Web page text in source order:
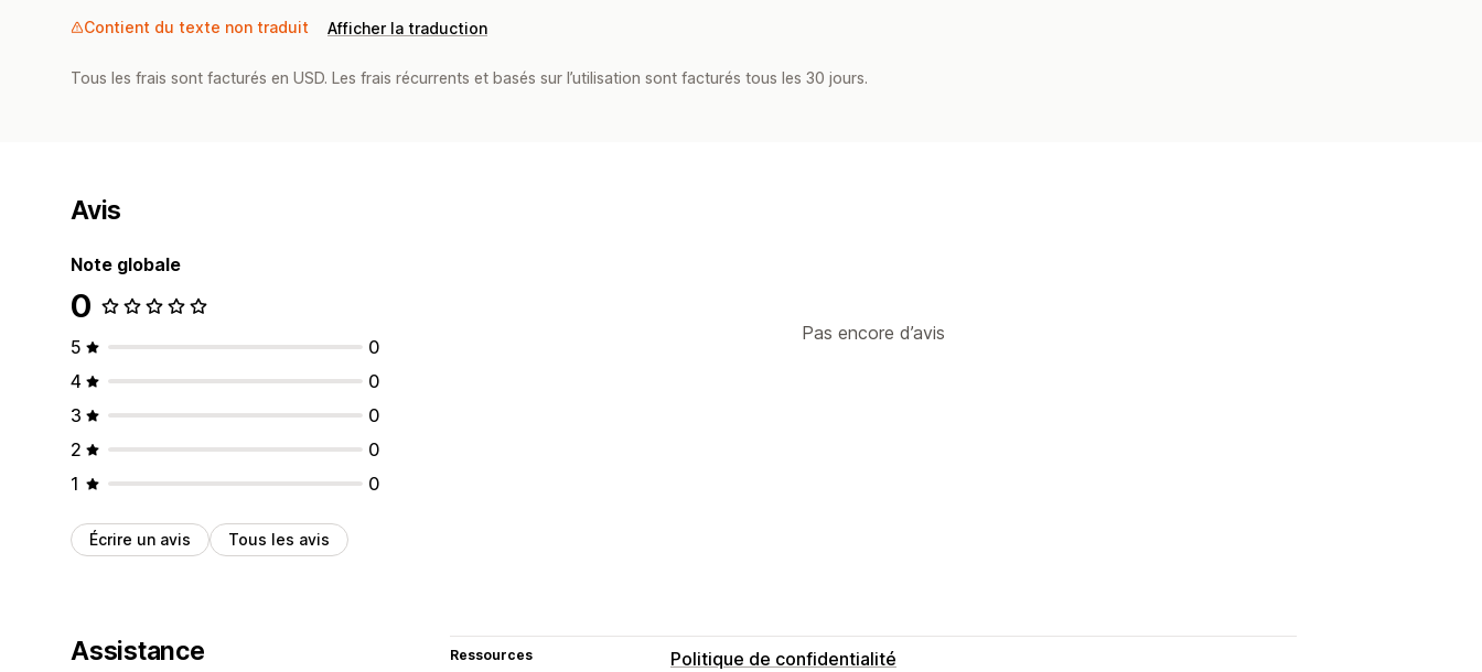
Contient du texte non traduit Afficher la traduction
Tous les frais sont facturés en USD. Les frais récurrents et basés sur l’utilisation sont facturés tous les 30 jours.
Avis
Note globale
0
5
0
4
0
3
0
2
0
1
0
Écrire un avis Tous les avis
Pas encore d’avis
Assistance Ressources
Politique de confidentialité